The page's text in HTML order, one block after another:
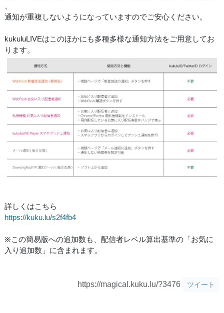
通知が重複しないようになっていますのでご安心ください。
kukuluLIVEはこのほかにも多種多様な通知方法をご用意してお
ります。
詳しくはこちら
https://kuku.lu/s2f4fb4
※この簡易版への追加数も、配信者レベル算出基準の「お気に
入り追加数」に含まれます。
https://magical.kuku.lu/?3476 ツイート